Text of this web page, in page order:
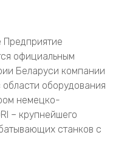
Предприятие
официальным
Беларуси компании
области оборудования
немецко-
– крупнейшего
станков с